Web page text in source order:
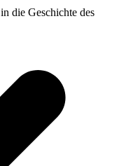
die Geschichte des